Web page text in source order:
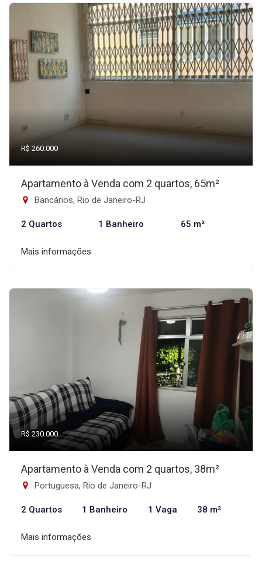
R$ 260.000
Apartamento à Venda com 2 quartos, 65m²
Bancários, Rio de Janeiro-RJ
2 Quartos 1 Banheiro 65 m²
Mais informações
R$ 230.000
Apartamento à Venda com 2 quartos, 38m²
Portuguesa, Rio de Janeiro-RJ
2 Quartos 1 Banheiro 1 Vaga 38 m²
Mais informações